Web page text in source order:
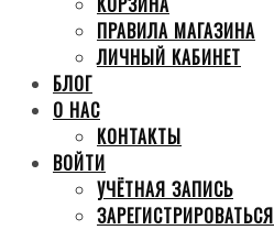
ПРАВИЛА МАГАЗИНА
ЛИЧНЫЙ КАБИНЕТ
БЛОГ
О НАС
КОНТАКТЫ
ВОЙТИ
УЧЁТНАЯ ЗАПИСЬ
ЗАРЕГИСТРИРОВАТЬСЯ